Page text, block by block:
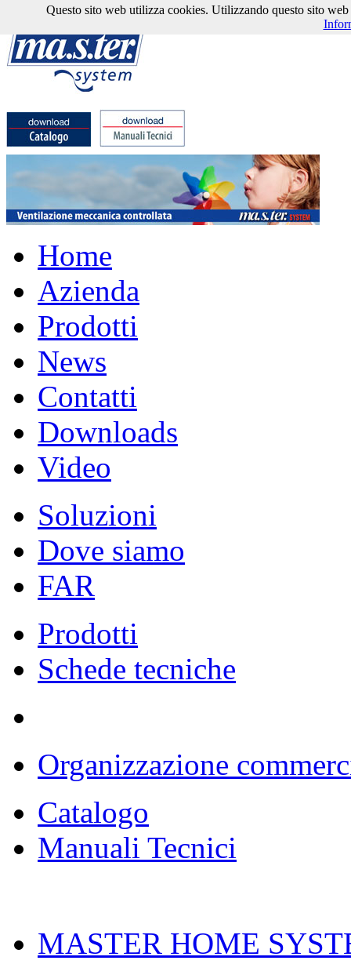
Home
Azienda
Prodotti
News
Contatti
Downloads
Video
Soluzioni
Dove siamo
FAR
Prodotti
Schede tecniche
Organizzazione
Catalogo
Manuali Tecnici
MASTER HOME
Questo sito web utilizza cookies. Utilizzando questo sito